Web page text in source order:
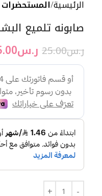
الرئيسية المستحضرات
صابونه تلميع
ر.س25.00 ر.س